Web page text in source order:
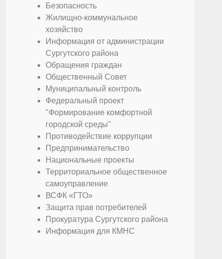
Безопасность
Жилищно-коммунальное
хозяйство
Информация от администрации
Сургутского района
Обращения граждан
Общественный Совет
Муниципальный контроль
Федеральный проект
"Формирование комфортной
городской среды"
Противодействие коррупции
Предпринимательство
Национальные проекты
Территориальное общественное
самоуправление
ВСФК «ГТО»
Защита прав потребителей
Прокуратура Сургутского района
Информация для КМНС